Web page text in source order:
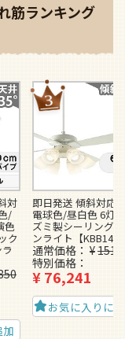
筋ランキング
対
/
色
ク
即日発送 傾斜対応
電球色/昼白色 6灯
ズミ製シーリング
ンライト【KBB148
通常価格 ¥
特別価格
¥76,241
お気に入りに